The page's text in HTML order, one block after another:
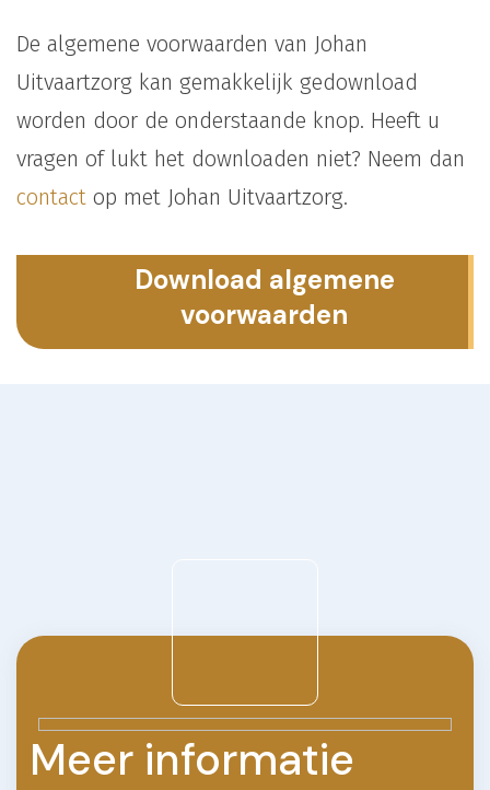
De algemene voorwaarden van Johan
Uitvaartzorg kan gemakkelijk gedownload
worden door de onderstaande knop. Heeft u
vragen of lukt het downloaden niet? Neem dan
contact op met Johan Uitvaartzorg.
Download algemene
voorwaarden
Meer informatie